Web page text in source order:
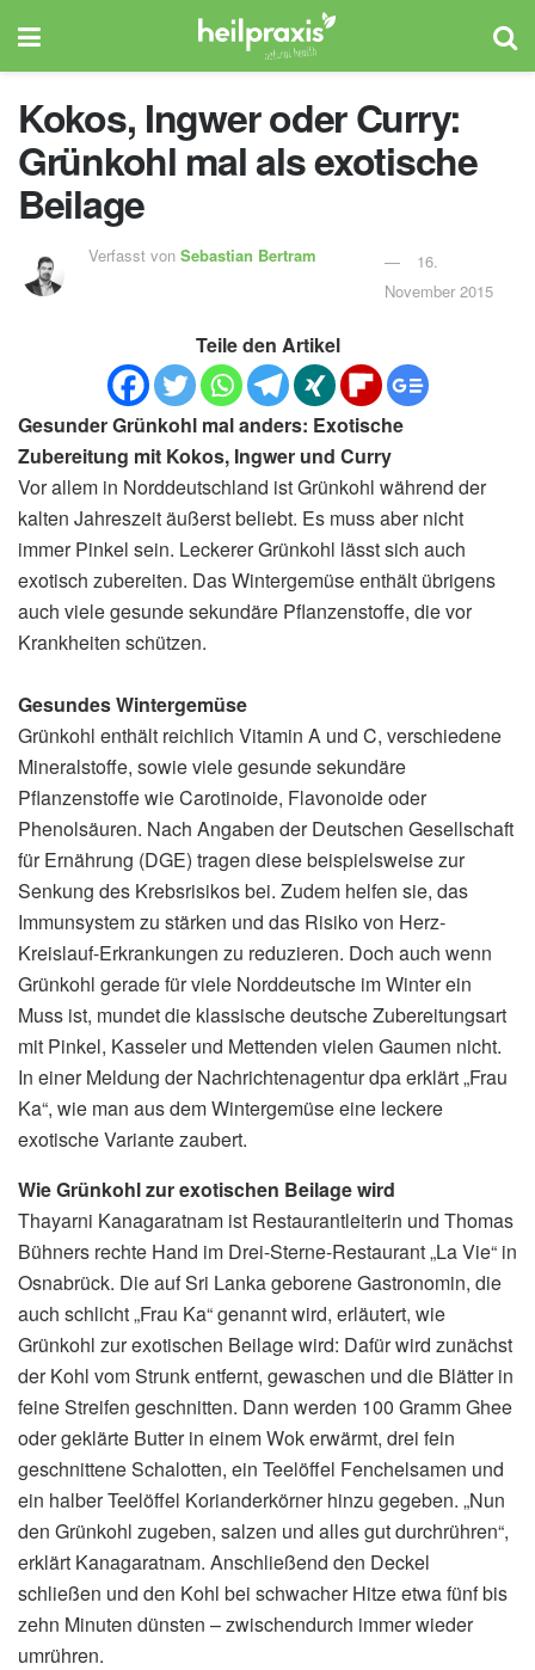
Kokos, Ingwer oder Curry:
Grünkohl mal als exotische
Beilage
Verfasst von Sebastian Bertram
16.
November 2015
Teile den Artikel
Gesunder Grünkohl mal anders: Exotische
Zubereitung mit Kokos, Ingwer und Curry
Vor allem in Norddeutschland ist Grünkohl während der
kalten Jahreszeit äußerst beliebt. Es muss aber nicht
immer Pinkel sein. Leckerer Grünkohl lässt sich auch
exotisch zubereiten. Das Wintergemüse enthält übrigens
auch viele gesunde sekundäre Pflanzenstoffe, die vor
Krankheiten schützen.
Gesundes Wintergemüse
Grünkohl enthält reichlich Vitamin A und C, verschiedene
Mineralstoffe, sowie viele gesunde sekundäre
Pflanzenstoffe wie Carotinoide, Flavonoide oder
Phenolsäuren. Nach Angaben der Deutschen Gesellschaft
für Ernährung (DGE) tragen diese beispielsweise zur
Senkung des Krebsrisikos bei. Zudem helfen sie, das
Immunsystem zu stärken und das Risiko von Herz-
Kreislauf-Erkrankungen zu reduzieren. Doch auch wenn
Grünkohl gerade für viele Norddeutsche im Winter ein
Muss ist, mundet die klassische deutsche Zubereitungsart
mit Pinkel, Kasseler und Mettenden vielen Gaumen nicht.
In einer Meldung der Nachrichtenagentur dpa erklärt „Frau
Ka“, wie man aus dem Wintergemüse eine leckere
exotische Variante zaubert.
Wie Grünkohl zur exotischen Beilage wird
Thayarni Kanagaratnam ist Restaurantleiterin und Thomas
Bühners rechte Hand im Drei-Sterne-Restaurant „La Vie“ in
Osnabrück. Die auf Sri Lanka geborene Gastronomin, die
auch schlicht „Frau Ka“ genannt wird, erläutert, wie
Grünkohl zur exotischen Beilage wird: Dafür wird zunächst
der Kohl vom Strunk entfernt, gewaschen und die Blätter in
feine Streifen geschnitten. Dann werden 100 Gramm Ghee
oder geklärte Butter in einem Wok erwärmt, drei fein
geschnittene Schalotten, ein Teelöffel Fenchelsamen und
ein halber Teelöffel Korianderkörner hinzu gegeben. „Nun
den Grünkohl zugeben, salzen und alles gut durchrühren“,
erklärt Kanagaratnam. Anschließend den Deckel
schließen und den Kohl bei schwacher Hitze etwa fünf bis
zehn Minuten dünsten – zwischendurch immer wieder
umrühren.